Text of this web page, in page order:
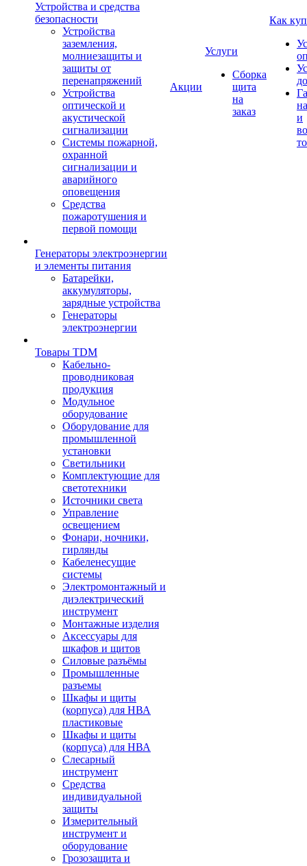
Устройства и средства
безопасности
Устройства
заземления,
молниезащиты и
защиты от
перенапряжений
Устройства
оптической и
акустической
сигнализации
Системы пожарной,
охранной
сигнализации и
аварийного
оповещения
Средства
пожаротушения и
первой помощи
Генераторы электроэнергии
и элементы питания
Батарейки,
аккумуляторы,
зарядные устройства
Генераторы
электроэнергии
Товары TDM
Кабельно-
проводниковая
продукция
Модульное
оборудование
Оборудование для
промышленной
установки
Светильники
Комплектующие для
светотехники
Источники света
Управление
освещением
Фонари, ночники,
гирлянды
Кабеленесущие
системы
Электромонтажный и
диэлектрический
инструмент
Монтажные изделия
Аксессуары для
шкафов и щитов
Силовые разъёмы
Промышленные
разъемы
Шкафы и щиты
(корпуса) для НВА
пластиковые
Шкафы и щиты
(корпуса) для НВА
Слесарный
инструмент
Средства
индивидуальной
защиты
Измерительный
инструмент и
оборудование
Грозозащита и
Акции
Услуги
Сборка
щита
на
заказ
Как
и